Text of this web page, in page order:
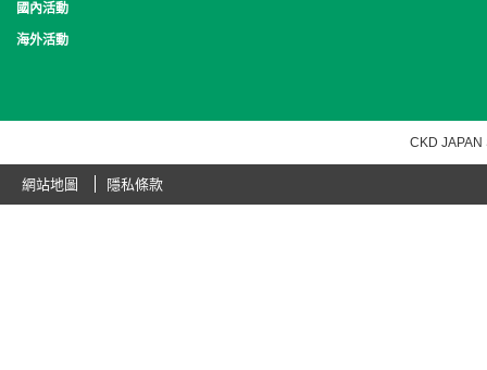
國內活動
海外活動
CKD JAPAN
網站地圖 隱私條款